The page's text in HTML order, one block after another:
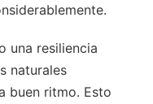
una resiliencia
naturales
buen ritmo. Esto